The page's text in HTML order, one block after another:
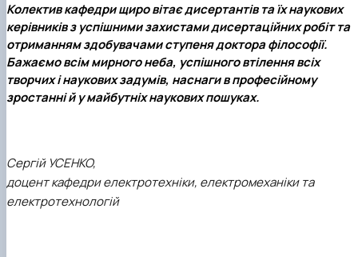
Колектив кафедри щиро вітає дисертантів та їх наукових
керівників з успішними захистами дисертаційних робіт та
отриманням здобувачами ступеня доктора філософії.
Бажаємо всім мирного неба, успішного втілення всіх
творчих і наукових задумів, наснаги в професійному
зростанні й у майбутніх наукових пошуках.
Сергій УСЕНКО,
доцент кафедри електротехніки, електромеханіки та
електротехнологій